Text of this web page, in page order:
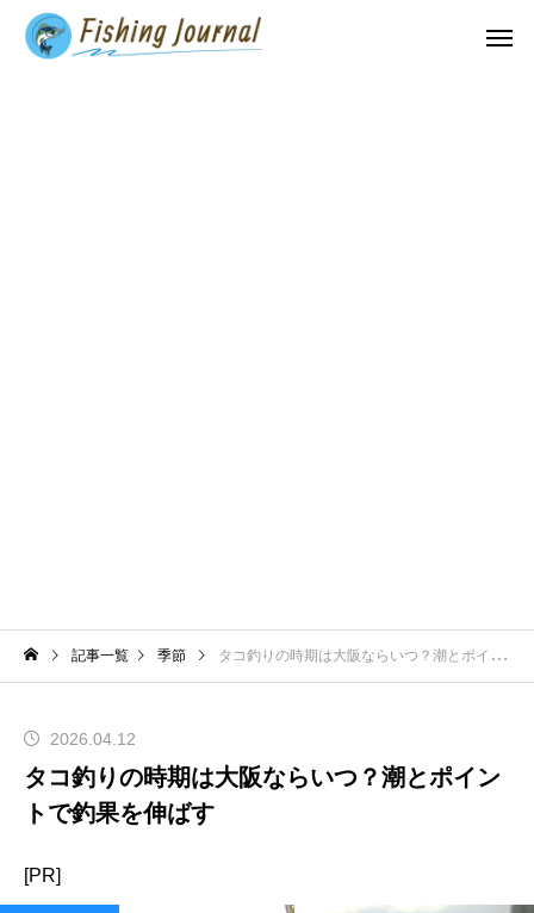
記事一覧 季節 タコ釣りの時期は大阪ならいつ？潮とポイントで釣果を伸ばす
2026.04.12
タコ釣りの時期は大阪ならいつ？潮とポイン
トで釣果を伸ばす
[PR]